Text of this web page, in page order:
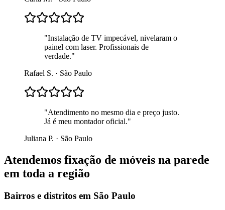
"Instalação de TV impecável, nivelaram o
painel com laser. Profissionais de
verdade."
Rafael S. · São Paulo
"Atendimento no mesmo dia e preço justo.
Já é meu montador oficial."
Juliana P. · São Paulo
Atendemos fixação de móveis na parede
em toda a região
Bairros e distritos em São Paulo